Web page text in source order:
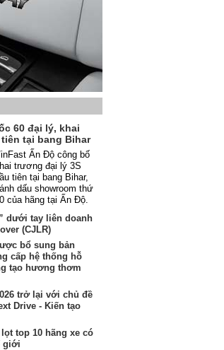
60 đại lý, khai
tại bang Bihar
Ấn Độ công bố
trương đại lý 3S
tiên tại bang Bihar,
dấu showroom thứ
của hãng tại Ấn Độ.
dưới tay liên doanh
(CJLR)
bổ sung bản
cấp hệ thống hỗ
tạo hương thơm
trở lại với chủ đề
Drive - Kiến tạo
lọt top 10 hãng xe có
giới